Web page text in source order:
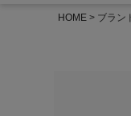
HOME ブラン